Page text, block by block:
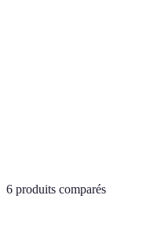
6 produits comparés